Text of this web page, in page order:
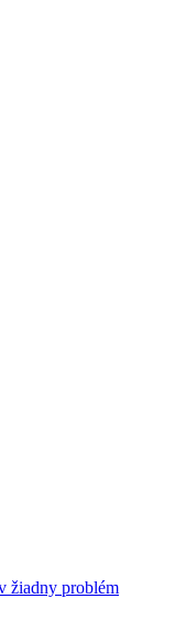
žiadny problém